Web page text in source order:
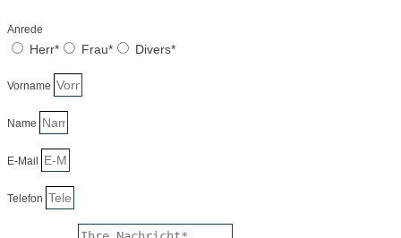
Anrede
Herr* Frau* Divers*
Vorname
Name
E-Mail
Telefon